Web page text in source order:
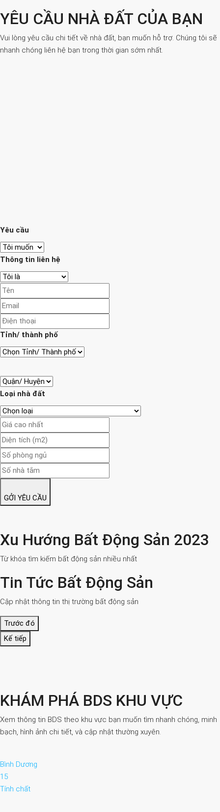
YÊU CẦU NHÀ ĐẤT CỦA BẠN
Vui lòng yêu cầu chi tiết về nhà đất, bạn muốn hỗ trợ. Chúng tôi sẽ
nhanh chóng liên hệ bạn trong thời gian sớm nhất.
Yêu cầu
Thông tin liên hệ
Tỉnh/ thành phố
Loại nhà đất
GỞI YÊU CẦU
Xu Hướng Bất Động Sản 2023
Từ khóa tìm kiếm bất động sản nhiều nhất
Tin Tức Bất Động Sản
Cập nhật thông tin thị trường bất động sản
Trước đó
Kế tiếp
KHÁM PHÁ BDS KHU VỰC
Xem thông tin BDS theo khu vực bạn muốn tìm nhanh chóng, minh
bạch, hình ảnh chi tiết, và cập nhật thường xuyên.
Bình Dương
15
Tính chất